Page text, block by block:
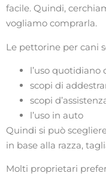
facile. Quindi,
vogliamo comprarla.
Le pettorine per cani
l’uso quotidiano
scopi di
scopi
l’uso in auto
Quindi si può
in base alla razza,
Molti proprietari